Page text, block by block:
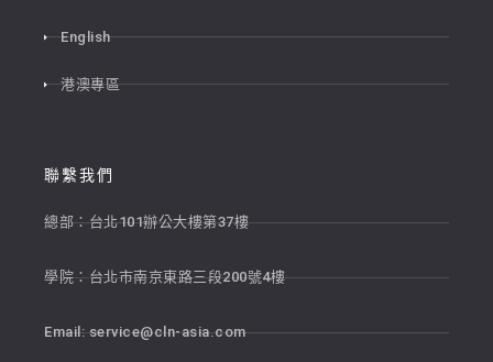
English
港澳專區
聯繫我們
總部：台北101辦公大樓第37樓
學院：台北市南京東路三段200號4樓
Email:service@cln-asia.com